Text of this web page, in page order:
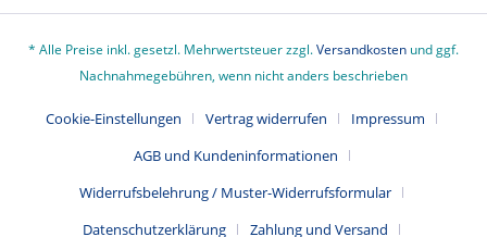
* Alle Preise inkl. gesetzl. Mehrwertsteuer zzgl.Versandkosten und ggf.
Nachnahmegebühren, wenn nicht anders beschrieben
Cookie-Einstellungen Vertrag widerrufen
Impressum
AGB und Kundeninformationen
Widerrufsbelehrung / Muster-Widerrufsformular
Datenschutzerklärung
Zahlung und Versand